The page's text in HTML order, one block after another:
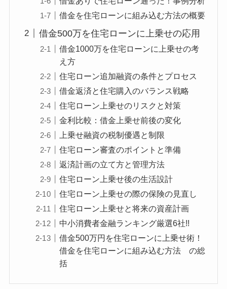
借金を住宅ローンに組み込む方法の概要
借金500万を住宅ローンに上乗せの応用
借金1000万を住宅ローンに上乗せの考
え方
住宅ローン追加融資の条件とプロセス
借金返済と住宅購入のバランス戦略
住宅ローン上乗せのリスクと対策
金利比較：借金上乗せ前後の変化
上乗せ融資の税制優遇と制限
住宅ローン審査のポイントと準備
返済計画の立て方と管理方法
住宅ローン上乗せ後の生活設計
住宅ローン上乗せの際の保険の見直し
住宅ローン上乗せと将来の資産計画
中小消費者金融ランキング厳選6社!!
借金500万円を住宅ローンに上乗せ術！
借金を住宅ローンに組み込む方法 の総
括